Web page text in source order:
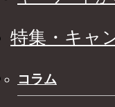
特集・キャ
コラム